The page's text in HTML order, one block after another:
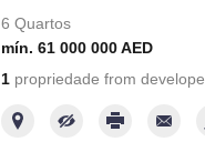
6 Quartos
mín. 61 000 000 AED
1propriedade from